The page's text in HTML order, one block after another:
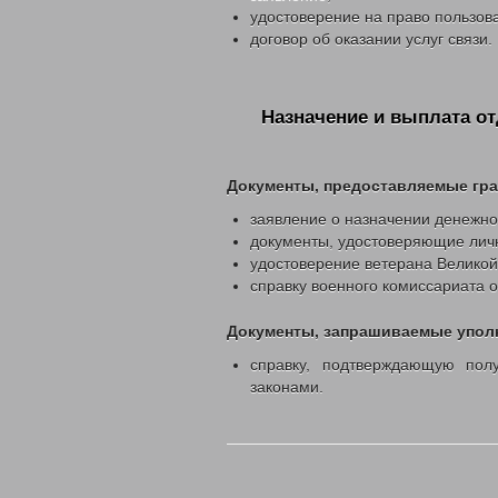
ВЫДАЧА УДОСТОВЕРЕНИЙ
ВЫПЛАТЫ СЕМЬЯМ
АДРЕСНАЯ СОЦИАЛЬНАЯ ПОМОЩЬ
СУБСИДИИ НА ОПЛАТУ ЖИЛОГО
ВОЗМЕЩЕНИЕ РАСХОДОВ НА
ЗАКОНОДАТЕЛЬНЫЕ АКТЫ
РЕГИОНАЛЬНЫЕ
ПРИКАЗЫ
МЕРЫ СОЦИАЛЬНОЙ ПОДДЕРЖКИ
ДОСТУПНАЯ СРЕДА ДАТЧИКИ
ВИДЕО
ФОНД ПОДДЕРЖКИ ДЕТЕЙ
КОНТАКТЫ
удостоверение на право
договор об оказании услуг связи.
Назначение и выплата
Документы, предоставляемые
заявление о назначении
документы, удостоверяющие
удостоверение ветерана
справку военного комиссариата
Документы, запрашиваемые
справку, подтверждающую
законами.